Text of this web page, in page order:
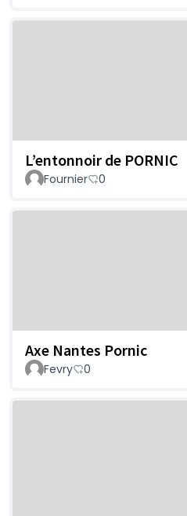
L’entonnoir de PORNIC
Fournier 0
Axe Nantes Pornic
Fevry 0